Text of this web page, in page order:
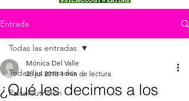
Entrada
Todas las entradas
PsicoNutrición
Todas las entradas
¿Qué les decimos a los
Mónica Del Valle
28 jul 2016 1 min de lectura